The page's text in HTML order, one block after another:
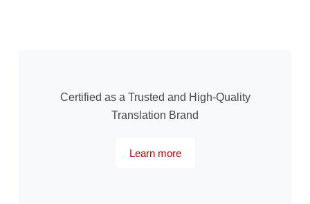
Certified as a Trusted and High-Quality
Translation Brand
Learn more